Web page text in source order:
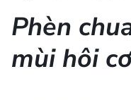
Phèn
mùi hôi